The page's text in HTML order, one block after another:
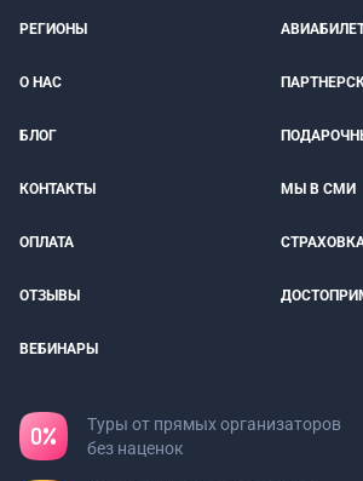
РЕГИОНЫ
О НАС
БЛОГ
КОНТАКТЫ МЫ В СМИ
ОПЛАТА
ОТЗЫВЫ
ВЕБИНАРЫ
Туры от прямых организаторов
без наценок